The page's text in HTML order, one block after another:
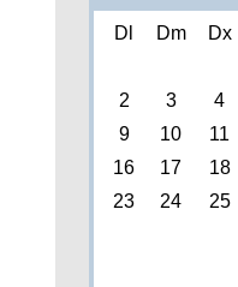
Dl Dm Dx
2
3 4
9
10 11
16
17 18
23
24 25